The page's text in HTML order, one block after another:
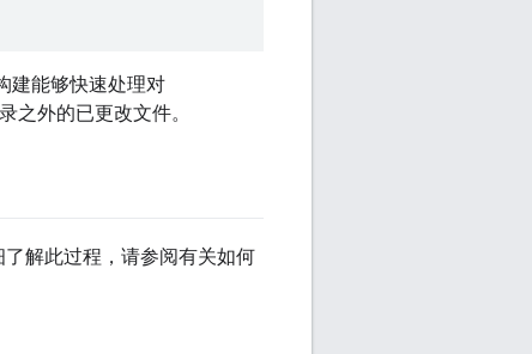
建能够快速处理对
之外的已更改文件。
解此过程，请参阅有关如何